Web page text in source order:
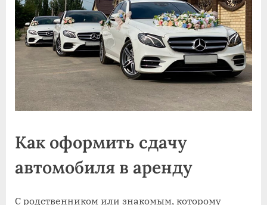
Как оформить сдачу
автомобиля в аренду
С родственником или знакомым, которому